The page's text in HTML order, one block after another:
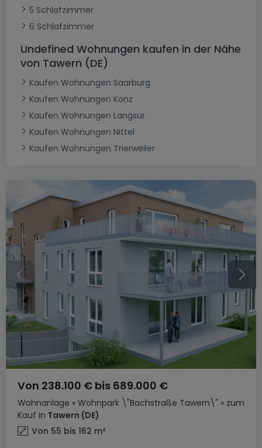
5 Schlafzimmer
6 Schlafzimmer
Undefined Wohnungen kaufen in der Nähe
von Tawern (DE)
Kaufen Wohnungen Saarburg
Kaufen Wohnungen Konz
Kaufen Wohnungen Langsur
Kaufen Wohnungen Nittel
Kaufen Wohnungen Trierweiler
Wohnanlage « Wohnpark \"Bachstraße Tawern\" » zum
Kauf in Tawern (DE)
Von 238.100 € bis 689.000 €
Von 55 bis 162 m²